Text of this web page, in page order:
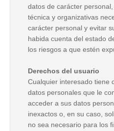
datos de carácter
técnica y organizativas
carácter personal y evitar
habida cuenta del estado
los riesgos a que estén
Derechos del usuario
Cualquier interesado tiene
datos personales que le
acceder a sus datos
inexactos o, en su caso,
no sea necesario para los